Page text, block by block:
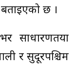
छ ।
साधारणतया
र सुदूरपश्चिम